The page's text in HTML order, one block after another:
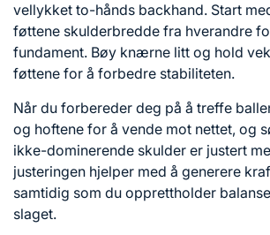
vellykket to-hånds backhand. Start
føttene skulderbredde fra hverandre
fundament. Bøy knærne litt og hold
føttene for å forbedre stabiliteten.
Når du forbereder deg på å treffe
og hoftene for å vende mot nettet, og
ikke-dominerende skulder er justert
justeringen hjelper med å generere
samtidig som du opprettholder
slaget.